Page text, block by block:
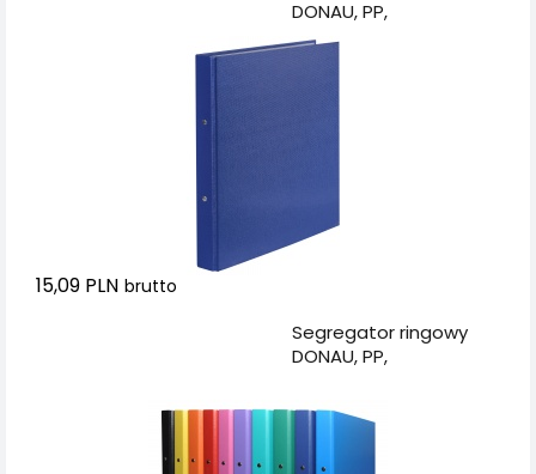
DONAU, PP,
A4/2R/20mm,
15,09 PLN brutto
Segregator ringowy
DONAU, PP,
kolorów